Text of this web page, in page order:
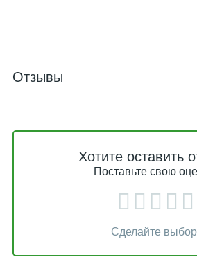
Отзывы
Хотите оставить
Поставьте свою
Сделайте